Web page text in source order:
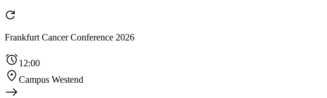
Frankfurt Cancer Conference 2026
12:00
Campus Westend